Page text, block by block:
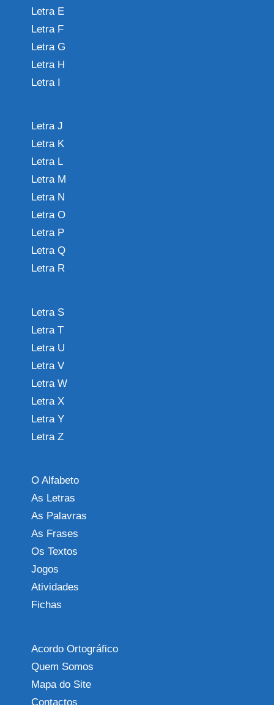
Letra E
Letra F
Letra G
Letra H
Letra I
Letra J
Letra K
Letra L
Letra M
Letra N
Letra O
Letra P
Letra Q
Letra R
Letra S
Letra T
Letra U
Letra V
Letra W
Letra X
Letra Y
Letra Z
O Alfabeto
As Letras
As Palavras
As Frases
Os Textos
Jogos
Atividades
Fichas
Acordo Ortográfico
Quem Somos
Mapa do Site
Contactos